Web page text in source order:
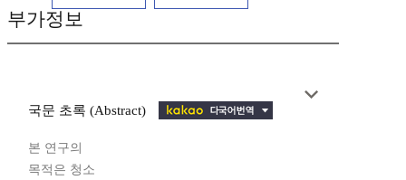
부가정보
국문 초록 (Abstract)
본 연구의
목적은 청소